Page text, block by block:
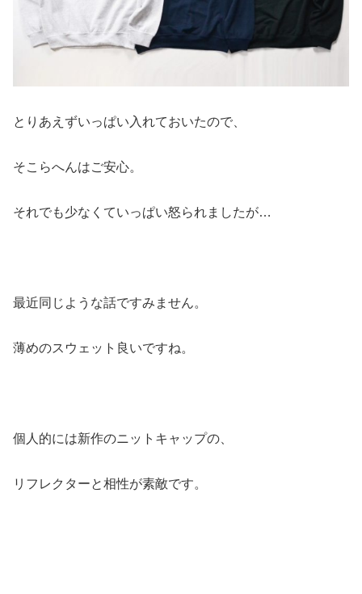
とりあえずいっぱい入れておいたので、
そこらへんはご安心。
それでも少なくていっぱい怒られましたが…
最近同じような話ですみません。
薄めのスウェット良いですね。
個人的には新作のニットキャップの、
リフレクターと相性が素敵です。